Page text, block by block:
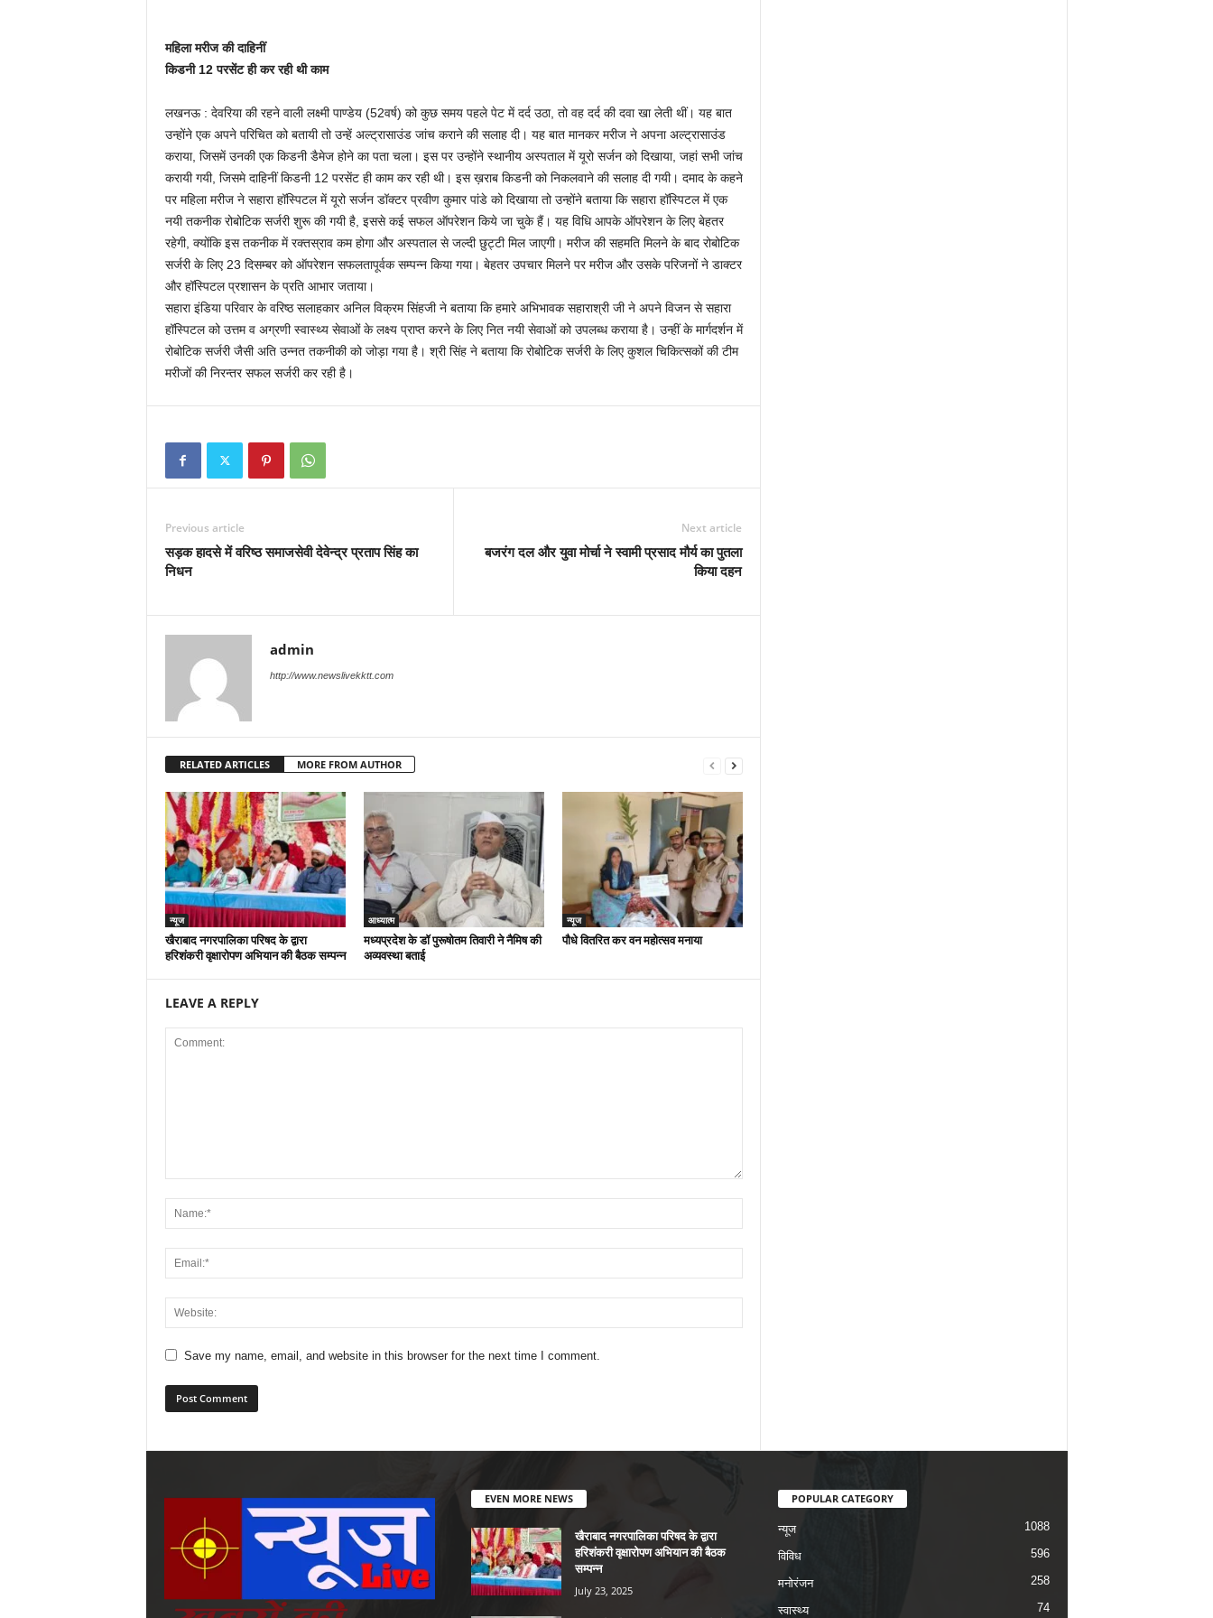
महिला मरीज की दाहिनीं
किडनी 12 परसेंट ही कर रही थी काम
लखनऊ : देवरिया की रहने वाली लक्ष्मी पाण्डेय (52वर्ष) को कुछ समय पहले पेट में दर्द उठा, तो वह दर्द की दवा खा लेती थीं। यह बात
उन्होंने एक अपने परिचित को बतायी तो उन्हें अल्ट्रासाउंड जांच कराने की सलाह दी। यह बात मानकर मरीज ने अपना अल्ट्रासाउंड
कराया, जिसमें उनकी एक किडनी डैमेज होने का पता चला। इस पर उन्होंने स्थानीय अस्पताल में यूरो सर्जन को दिखाया, जहां सभी जांच
करायी गयी, जिसमे दाहिनीं किडनी 12 परसेंट ही काम कर रही थी। इस ख़राब किडनी को निकलवाने की सलाह दी गयी। दमाद के कहने
पर महिला मरीज ने सहारा हॉस्पिटल में यूरो सर्जन डॉक्टर प्रवीण कुमार पांडे को दिखाया तो उन्होंने बताया कि सहारा हॉस्पिटल में एक
नयी तकनीक रोबोटिक सर्जरी शुरू की गयी है, इससे कई सफल ऑपरेशन किये जा चुके हैं। यह विधि आपके ऑपरेशन के लिए बेहतर
रहेगी, क्योंकि इस तकनीक में रक्तस्राव कम होगा और अस्पताल से जल्दी छुट्टी मिल जाएगी। मरीज की सहमति मिलने के बाद रोबोटिक
सर्जरी के लिए 23 दिसम्बर को ऑपरेशन सफलतापूर्वक सम्पन्न किया गया। बेहतर उपचार मिलने पर मरीज और उसके परिजनों ने डाक्टर
और हॉस्पिटल प्रशासन के प्रति आभार जताया।
सहारा इंडिया परिवार के वरिष्ठ सलाहकार अनिल विक्रम सिंहजी ने बताया कि हमारे अभिभावक सहाराश्री जी ने अपने विजन से सहारा
हॉस्पिटल को उत्तम व अग्रणी स्वास्थ्य सेवाओं के लक्ष्य प्राप्त करने के लिए नित नयी सेवाओं को उपलब्ध कराया है। उन्हीं के मार्गदर्शन में
रोबोटिक सर्जरी जैसी अति उन्नत तकनीकी को जोड़ा गया है। श्री सिंह ने बताया कि रोबोटिक सर्जरी के लिए कुशल चिकित्सकों की टीम
मरीजों की निरन्तर सफल सर्जरी कर रही है।
Previous article
सड़क हादसे में वरिष्ठ समाजसेवी देवेन्द्र प्रताप सिंह का
निधन
Next article
बजरंग दल और युवा मोर्चा ने स्वामी प्रसाद मौर्य का पुतला
किया दहन
admin
http://www.newslivekktt.com
RELATED ARTICLES MORE FROM AUTHOR
न्यूज
खैराबाद नगरपालिका परिषद के द्वारा
हरिशंकरी वृक्षारोपण अभियान की बैठक सम्पन्न
आध्यात्म
मध्यप्रदेश के डॉ पुरूषोतम तिवारी ने नैमिष की
अव्यवस्था बताई
न्यूज
पौधे वितरित कर वन महोत्सव मनाया
LEAVE A REPLY
Save my name, email, and website in this browser for the next time I comment.
EVEN MORE NEWS
खैराबाद नगरपालिका परिषद के द्वारा
हरिशंकरी वृक्षारोपण अभियान की बैठक
सम्पन्न
July 23, 2025
POPULAR CATEGORY
न्यूज 1088
विविध 596
मनोरंजन 258
स्वास्थ्य 74